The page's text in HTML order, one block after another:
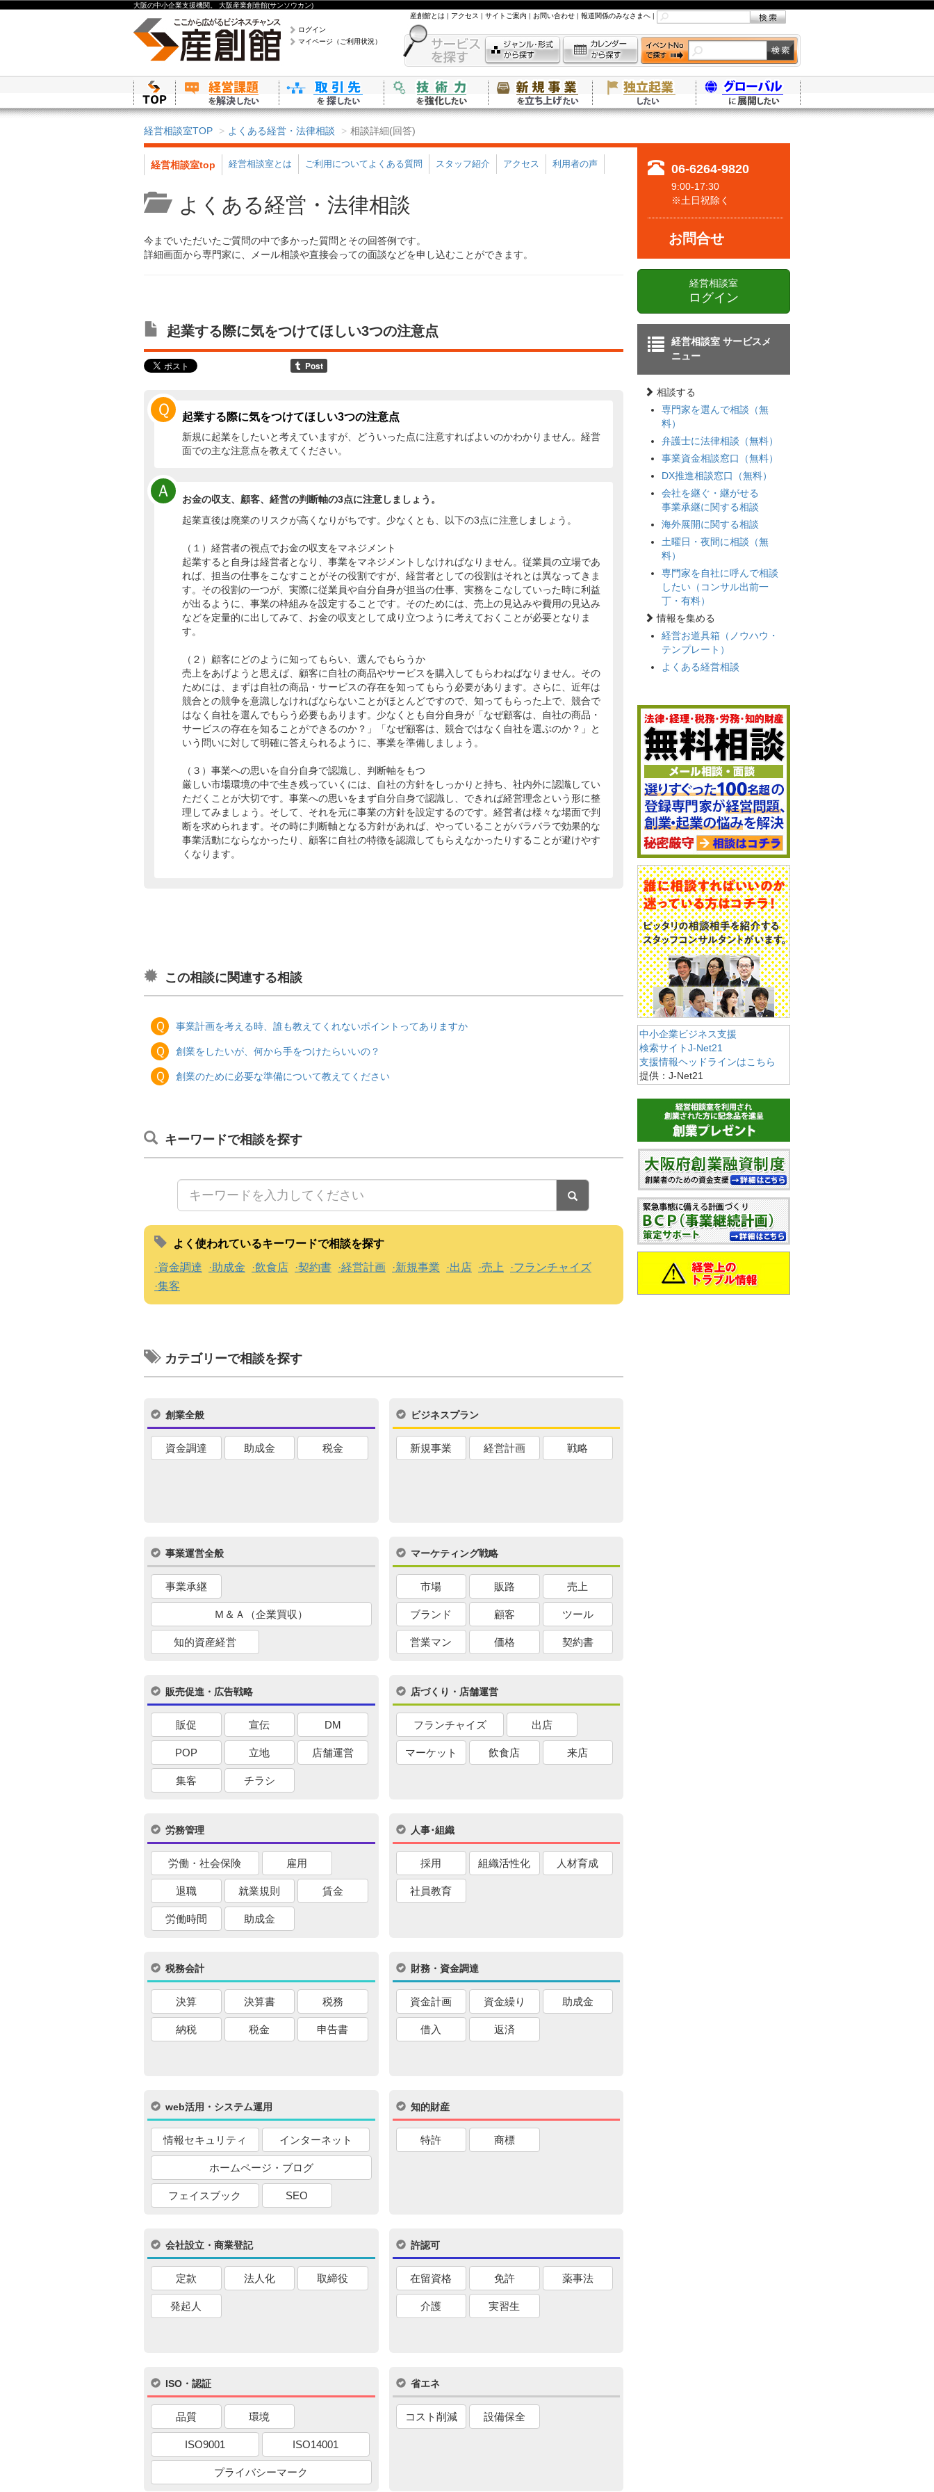
大阪の中小企業支援機関。 大阪産業創造館(サンソウカン)
ログイン
マイページ（ご利用状況）
産創館とは | アクセス | サイトご案内 | お問い合わせ | 報道関係のみなさまへ |
経営相談室TOP よくある経営・法律相談 相談詳細(回答)
経営相談室top 経営相談室とは ご利用についてよくある質問 スタッフ紹介 アクセス 利用者の声
よくある経営・法律相談
今までいただいたご質問の中で多かった質問とその回答例です。
詳細画面から専門家に、メール相談や直接会っての面談などを申し込むことができます。
起業する際に気をつけてほしい3つの注意点
Ｑ 起業する際に気をつけてほしい3つの注意点
新規に起業をしたいと考えていますが、どういった点に注意すればよいのかわかりません。経営
面での主な注意点を教えてください。
Ａ
お金の収支、顧客、経営の判断軸の3点に注意しましょう。
起業直後は廃業のリスクが高くなりがちです。少なくとも、以下の3点に注意しましょう。
（１）経営者の視点でお金の収支をマネジメント
起業すると自身は経営者となり、事業をマネジメントしなければなりません。従業員の立場であ
れば、担当の仕事をこなすことがその役割ですが、経営者としての役割はそれとは異なってきま
す。その役割の一つが、実際に従業員や自分自身が担当の仕事、実務をこなしていった時に利益
が出るように、事業の枠組みを設定することです。そのためには、売上の見込みや費用の見込み
などを定量的に出してみて、お金の収支として成り立つように考えておくことが必要となりま
す。
（２）顧客にどのように知ってもらい、選んでもらうか
売上をあげようと思えば、顧客に自社の商品やサービスを購入してもらわねばなりません。その
ためには、まずは自社の商品・サービスの存在を知ってもらう必要があります。さらに、近年は
競合との競争を意識しなければならないことがほとんどですので、知ってもらった上で、競合で
はなく自社を選んでもらう必要もあります。少なくとも自分自身が「なぜ顧客は、自社の商品・
サービスの存在を知ることができるのか？」「なぜ顧客は、競合ではなく自社を選ぶのか？」と
いう問いに対して明確に答えられるように、事業を準備しましょう。
（３）事業への思いを自分自身で認識し、判断軸をもつ
厳しい市場環境の中で生き残っていくには、自社の方針をしっかりと持ち、社内外に認識してい
ただくことが大切です。事業への思いをまず自分自身で認識し、できれば経営理念という形に整
理してみましょう。そして、それを元に事業の方針を設定するのです。経営者は様々な場面で判
断を求められます。その時に判断軸となる方針があれば、やっていることがバラバラで効果的な
事業活動にならなかったり、顧客に自社の特徴を認識してもらえなかったりすることが避けやす
くなります。
この相談に関連する相談
Ｑ 事業計画を考える時、誰も教えてくれないポイントってありますか
Ｑ 創業をしたいが、何から手をつけたらいいの？
Ｑ 創業のために必要な準備について教えてください
キーワードで相談を探す
よく使われているキーワードで相談を探す
資金調達
助成金 飲食店 契約書 経営計画 新規事業 出店 売上
フランチャイズ
集客
カテゴリーで相談を探す
創業全般
資金調達 助成金 税金
ビジネスプラン
新規事業 経営計画 戦略
事業運営全般
事業承継
Ｍ＆Ａ（企業買収）
知的資産経営
マーケティング戦略
市場 販路 売上
ブランド 顧客 ツール
営業マン 価格 契約書
販売促進・広告戦略
販促 宣伝 DM
POP 立地 店舗運営
集客 チラシ
店づくり・店舗運営
フランチャイズ 出店
マーケット 飲食店 来店
労務管理
労働・社会保険 雇用
退職 就業規則 賃金
労働時間 助成金
人事･組織
採用 組織活性化 人材育成
社員教育
税務会計
決算 決算書 税務
納税 税金 申告書
財務・資金調達
資金計画 資金繰り 助成金
借入 返済
web活用・システム運用
情報セキュリティ インターネット
ホームページ・ブログ
フェイスブック SEO
知的財産
特許 商標
会社設立・商業登記
定款 法人化 取締役
発起人
許認可
在留資格 免許 薬事法
介護 実習生
ISO・認証
品質 環境
ISO9001 ISO14001
プライバシーマーク
省エネ
コスト削減 設備保全
06-6264-9820
9:00-17:30
※土日祝除く
お問合せ
経営相談室
ログイン
経営相談室 サービスメ
ニュー
相談する
専門家を選んで相談（無
料）
弁護士に法律相談（無料）
事業資金相談窓口（無料）
DX推進相談窓口（無料）
会社を継ぐ・継がせる
事業承継に関する相談
海外展開に関する相談
土曜日・夜間に相談（無
料）
専門家を自社に呼んで相談
したい（コンサル出前一
丁・有料）
情報を集める
経営お道具箱（ノウハウ・
テンプレート）
よくある経営相談
中小企業ビジネス支援
検索サイトJ-Net21
支援情報ヘッドラインはこちら
提供：J-Net21